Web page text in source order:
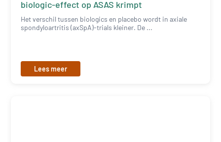
biologic-effect op ASAS krimpt
Het verschil tussen biologics en placebo wordt in axiale
spondyloartritis (axSpA)-trials kleiner. De ...
Lees meer